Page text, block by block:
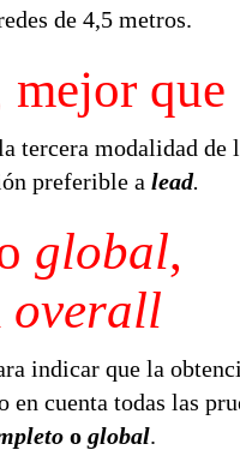
de 4,5 metros.
mejor que
tercera modalidad de
preferible a lead.
global,
overall
indicar que la
en cuenta todas las
o global.